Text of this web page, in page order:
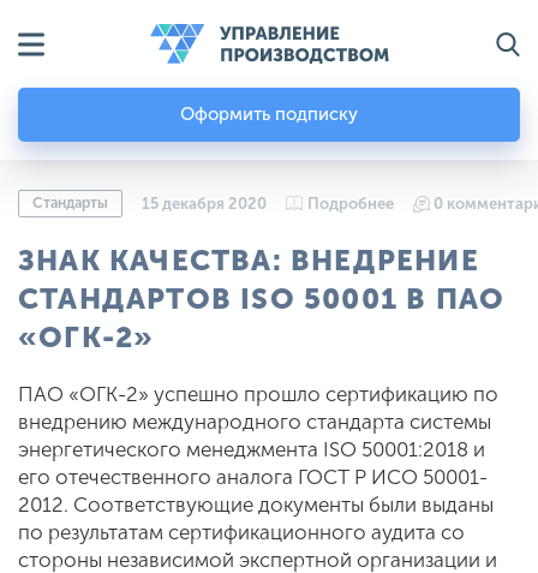
Оформить подписку
Стандарты 15 декабря 2020 Подробнее 0
ЗНАК КАЧЕСТВА: ВНЕДРЕНИЕ
СТАНДАРТОВ ISO 50001 В ПАО
«ОГК-2»
ПАО «ОГК-2» успешно прошло сертификацию по
внедрению международного стандарта системы
энергетического менеджмента ISO 50001:2018 и
его отечественного аналога ГОСТ Р ИСО 50001-
2012. Соответствующие документы были выданы
по результатам сертификационного аудита со
стороны независимой экспертной организации и